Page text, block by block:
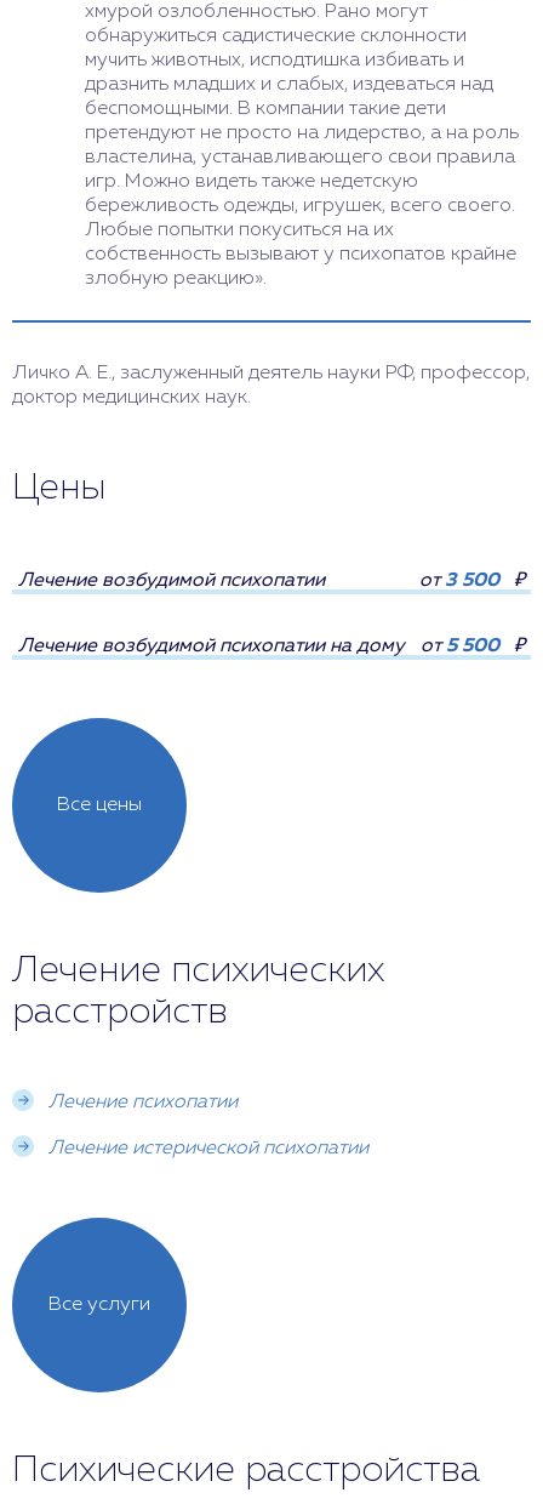
хмурой озлобленностью. Рано могут
обнаружиться садистические склонности
мучить животных, исподтишка избивать и
дразнить младших и слабых, издеваться над
беспомощными. В компании такие дети
претендуют не просто на лидерство, а на роль
властелина, устанавливающего свои правила
игр. Можно видеть также недетскую
бережливость одежды, игрушек, всего своего.
Любые попытки покуситься на их
собственность вызывают у психопатов крайне
злобную реакцию».
Личко А. Е., заслуженный деятель науки РФ, профессор,
доктор медицинских наук.
Цены
Все цены
Лечение возбудимой психопатии от3 500 ₽
Лечение возбудимой психопатии на дому от5 500 ₽
Лечение психических
расстройств
Лечение психопатии
Лечение истерической психопатии
Все услуги
Психические расстройства